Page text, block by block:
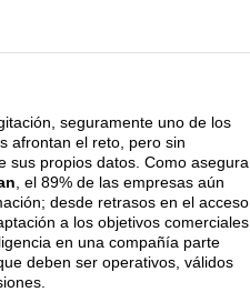
seguramente uno de los
afrontan el reto, pero sin
sus propios datos. Como asegura
, el 89% de las empresas aún
desde retrasos en el acceso
a los objetivos comerciales.
en una compañía parte
deben ser operativos, válidos